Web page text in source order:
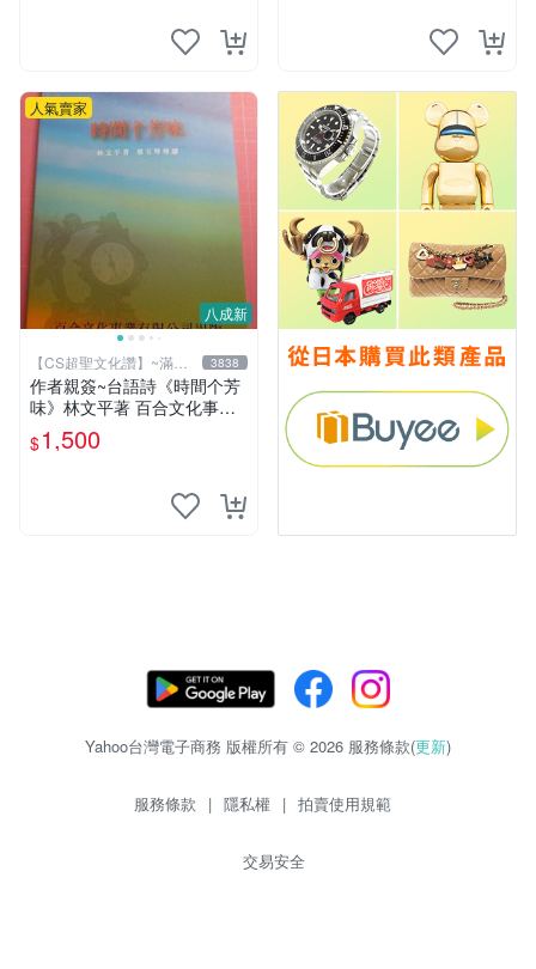
八成新
人氣賣家
【CS超聖文化讚】~滿千
元送運
3838
作者親簽~台語詩《時間个芳
味》林文平著 百合文化事業
2006.10初版一刷 附光碟【C
S超聖文化讚】
$1,500
Yahoo台灣電子商務 版權所有 © 2026 服務條款(更新)
服務條款 | 隱私權 | 拍賣使用規範
交易安全